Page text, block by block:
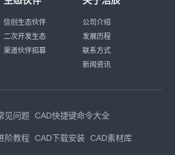
信创生态伙伴
二次开发生态
渠道伙伴招募
公司介绍
发展历程
联系方式
新闻资讯
见问题 CAD快捷键命令大全
阶教程 CAD下载安装 CAD素材库